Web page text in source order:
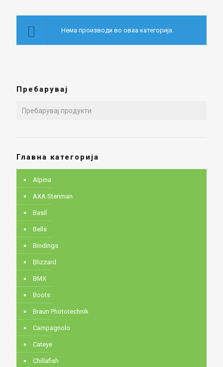
Нема производи во оваа категорија.
Пребарувај
Главна категорија
Alpina
AXA Stenman
Basil
Bells
Bindings
Blizzard
BMX
Boots
Braun Phototechnik
Campagnolo
Cateye
Chillafish